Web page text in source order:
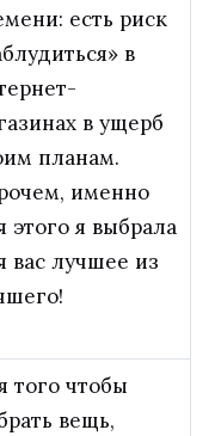
есть риск
в
в ущерб
планам.
именно
этого я выбрала
вас лучшее из
того чтобы
вещь,